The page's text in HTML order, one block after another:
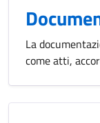
La
come atti,